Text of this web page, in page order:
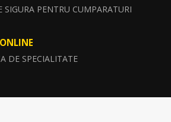
SIGURA PENTRU CUMPARATURI
DE SPECIALITATE